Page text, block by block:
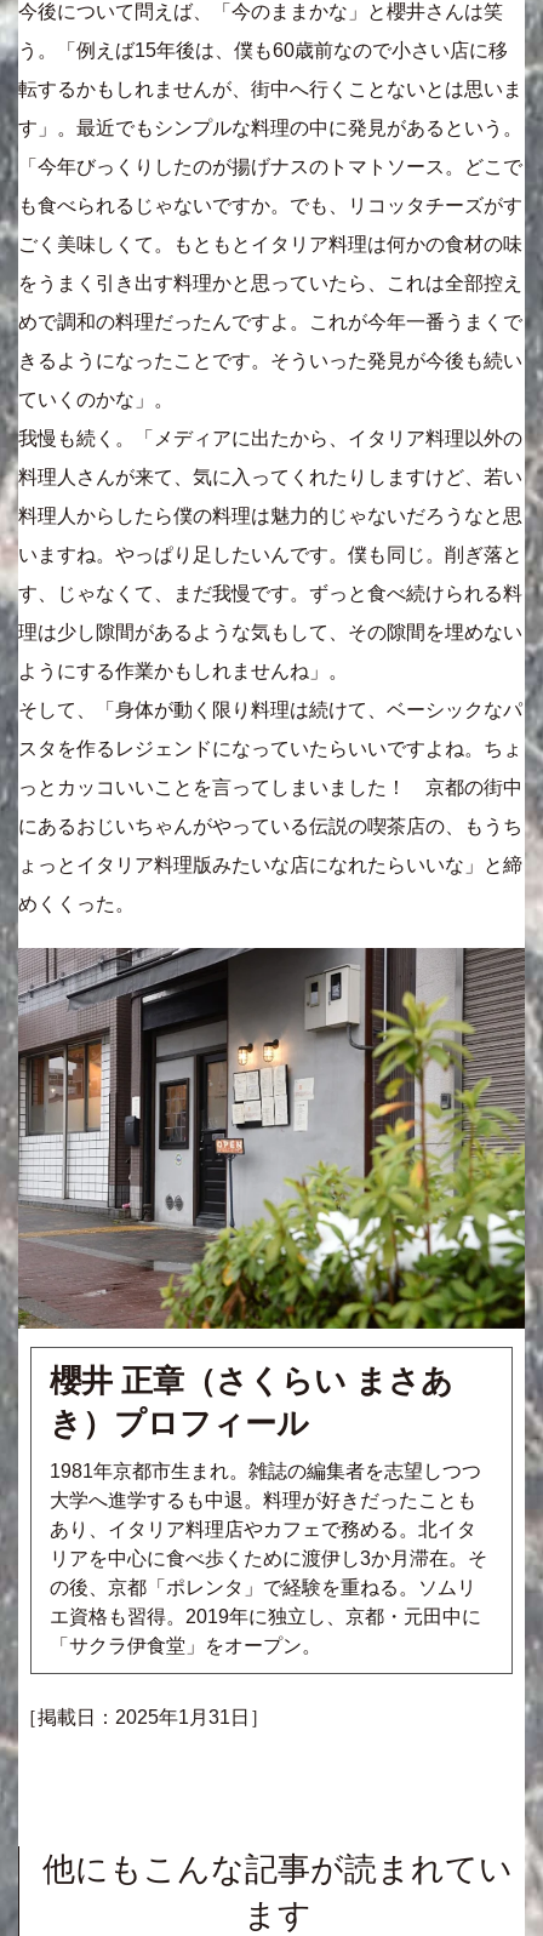
今後について問えば、「今のままかな」と櫻井さんは笑
う。「例えば15年後は、僕も60歳前なので小さい店に移
転するかもしれませんが、街中へ行くことないとは思いま
す」。最近でもシンプルな料理の中に発見があるという。
「今年びっくりしたのが揚げナスのトマトソース。どこで
も食べられるじゃないですか。でも、リコッタチーズがす
ごく美味しくて。もともとイタリア料理は何かの食材の味
をうまく引き出す料理かと思っていたら、これは全部控え
めで調和の料理だったんですよ。これが今年一番うまくで
きるようになったことです。そういった発見が今後も続い
ていくのかな」。
我慢も続く。「メディアに出たから、イタリア料理以外の
料理人さんが来て、気に入ってくれたりしますけど、若い
料理人からしたら僕の料理は魅力的じゃないだろうなと思
いますね。やっぱり足したいんです。僕も同じ。削ぎ落と
す、じゃなくて、まだ我慢です。ずっと食べ続けられる料
理は少し隙間があるような気もして、その隙間を埋めない
ようにする作業かもしれませんね」。
そして、「身体が動く限り料理は続けて、ベーシックなパ
スタを作るレジェンドになっていたらいいですよね。ちょ
っとカッコいいことを言ってしまいました！ 京都の街中
にあるおじいちゃんがやっている伝説の喫茶店の、もうち
ょっとイタリア料理版みたいな店になれたらいいな」と締
めくくった。
櫻井 正章（さくらい まさあ
き）プロフィール
1981年京都市生まれ。雑誌の編集者を志望しつつ
大学へ進学するも中退。料理が好きだったことも
あり、イタリア料理店やカフェで務める。北イタ
リアを中心に食べ歩くために渡伊し3か月滞在。そ
の後、京都「ポレンタ」で経験を重ねる。ソムリ
エ資格も習得。2019年に独立し、京都・元田中に
「サクラ伊食堂」をオープン。
［掲載日：2025年1月31日］
他にもこんな記事が読まれてい
ます